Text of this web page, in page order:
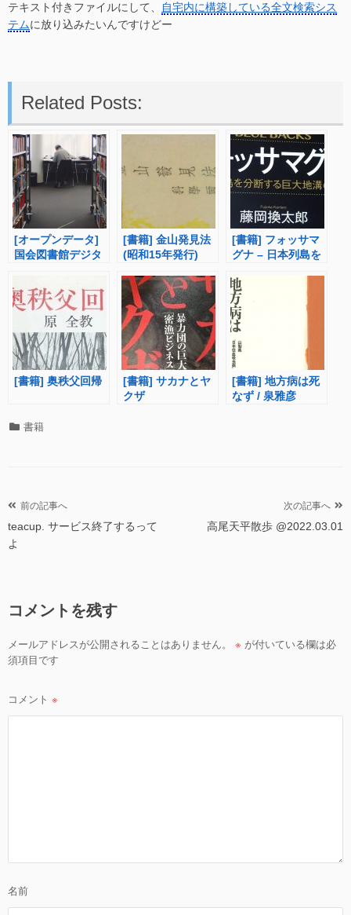
テキスト付きファイルにして、
自宅内に構築している全文検索シス
テムに放り込みたいんですけどー
Related Posts:
[オープンデータ]
国会図書館デジタ
[書籍] 金山発見法
(昭和15年発行)
[書籍] フォッサマ
グナ – 日本列島を
の正体 –
[書籍] 奥秩父回帰
[書籍] サカナとヤ
クザ
[書籍] 地方病は死
なず / 泉雅彦
カ 書籍
投
稿
ナ
ー
シ
ョ
前の記事へ
teacup. サービス終了するって
よ
次の記事へ
高尾天平散歩 @2022.03.01
コメントを残す
メールアドレスが公開されることはありません。 ※ が付いている欄は必
須項目です
コメント ※
名前